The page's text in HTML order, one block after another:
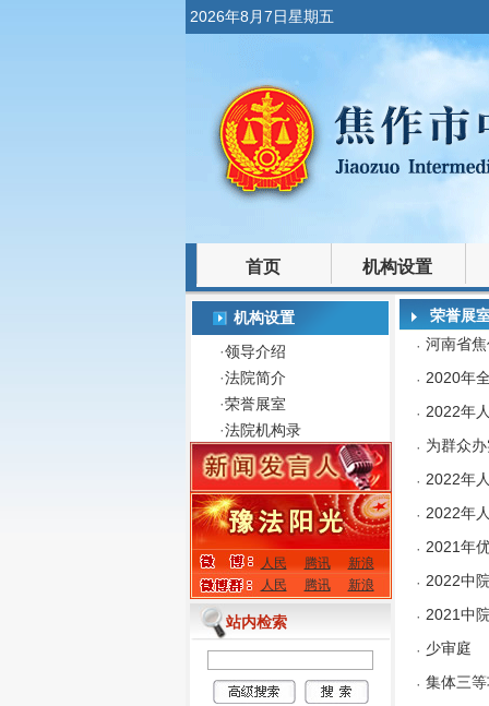
2026年8月7日星期五
首页 机构设置
裁判文书 法律文库
机构设置
·领导介绍
·法院简介
·荣誉展室
·法院机构录
人民 腾讯
新浪
人民
腾讯 新浪
站内检索
荣誉展
· 河南省
· 2020年
· 2022年
· 为群众
· 2022年
· 2022年
· 2021年
· 2022中
· 2021中
· 少审庭
· 集体三